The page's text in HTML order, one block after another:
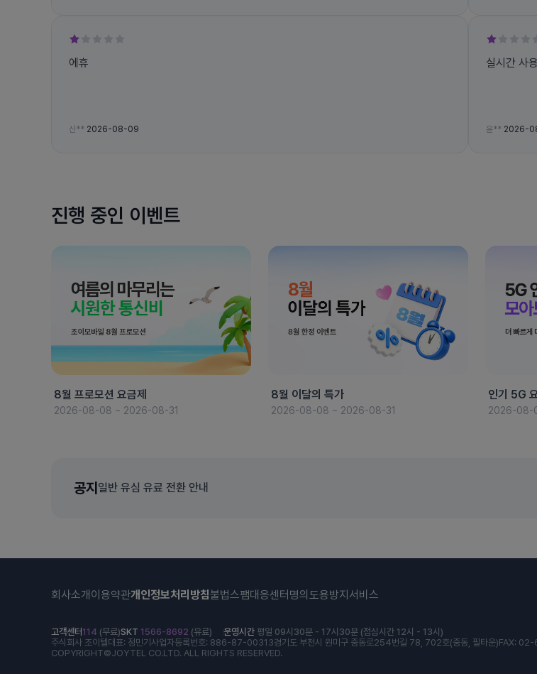
에휴
신** 2026-08-09
실시간 사
윤** 2026-
진행 중인 이벤트
8월 프로모션 요금제
2026-08-08 ~ 2026-08-31
8월 이달의 특가
2026-08-08 ~ 2026-08-31
인기 5G
2026-08-
공지 일반 유심 유료 전환 안내
회사소개 이용약관개인정보처리방침불법스팸대응센터 명의도용방지서비스
고객센터 114 (무료)SKT 1566-8692 (유료) 운영시간 평일 09시30분 - 17시30분 (점심시간 12시 - 13시)
주식회사 조이텔대표: 정민기 사업자등록번호: 886-87-00313경기도 부천시 원미구 중동로254번길 78, 702호(중동, 필타운)FAX:
COPYRIGHT©JOYTEL CO.LTD. ALL RIGHTS RESERVED.